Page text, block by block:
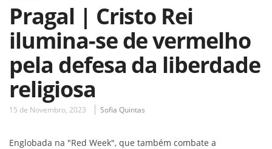
Pragal | Cristo Rei
ilumina-se de vermelho
pela defesa da liberdade
religiosa
15 de Novembro, 2023 Sofia Quintas
Englobada na "Red Week", que também combate a